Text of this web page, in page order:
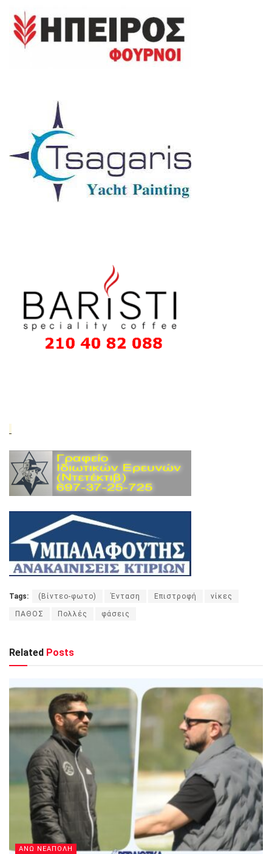
Tags: (Βίντεο-φωτο) Ένταση Επιστροφή νίκες
ΠΑΘΟΣ Πολλές φάσεις
Related Posts
ΑΝΩ ΝΕΑΠΟΛΗ